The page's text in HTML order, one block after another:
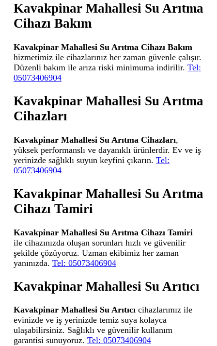
Kavakpinar Mahallesi Su Arıtma
Cihazı Bakım
Kavakpinar Mahallesi Su Arıtma Cihazı Bakım
hizmetimiz ile cihazlarınız her zaman güvenle çalışır.
Düzenli bakım ile arıza riski minimuma indirilir. Tel:
05073406904
Kavakpinar Mahallesi Su Arıtma
Cihazları
Kavakpinar Mahallesi Su Arıtma Cihazları,
yüksek performanslı ve dayanıklı ürünlerdir. Ev ve iş
yerinizde sağlıklı suyun keyfini çıkarın. Tel:
05073406904
Kavakpinar Mahallesi Su Arıtma
Cihazı Tamiri
Kavakpinar Mahallesi Su Arıtma Cihazı Tamiri
ile cihazınızda oluşan sorunları hızlı ve güvenilir
şekilde çözüyoruz. Uzman ekibimiz her zaman
yanınızda. Tel: 05073406904
Kavakpinar Mahallesi Su Arıtıcı
Kavakpinar Mahallesi Su Arıtıcı cihazlarımız ile
evinizde ve iş yerinizde temiz suya kolayca
ulaşabilirsiniz. Sağlıklı ve güvenilir kullanım
garantisi sunuyoruz. Tel: 05073406904